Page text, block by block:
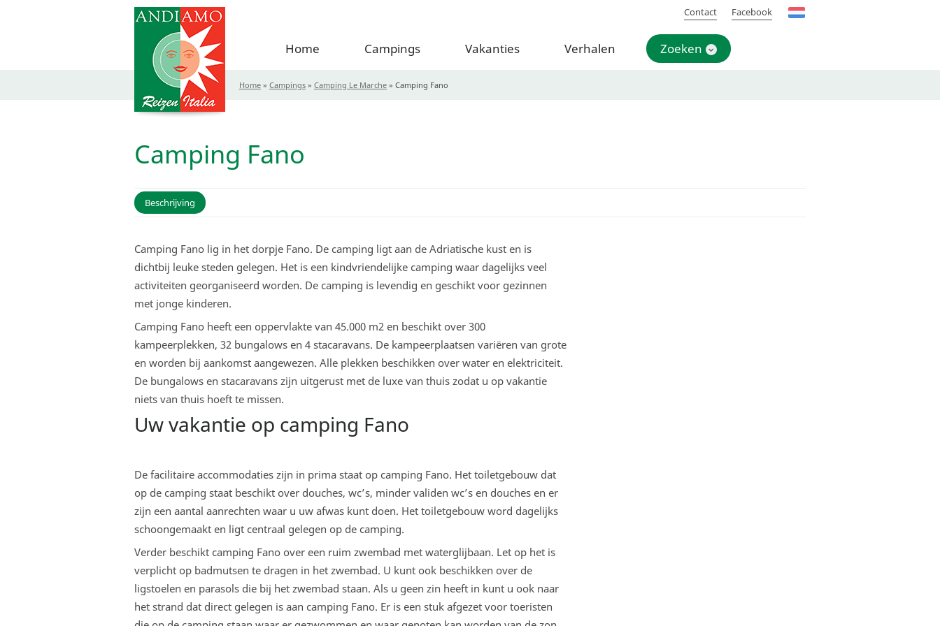
Home Campings Vakanties Verhalen Zoeken
Contact Facebook
Home » Campings » Camping Le Marche » Camping Fano
Camping Fano
Beschrijving
Camping Fano lig in het dorpje Fano. De camping ligt aan de Adriatische kust en is
dichtbij leuke steden gelegen. Het is een kindvriendelijke camping waar dagelijks veel
activiteiten georganiseerd worden. De camping is levendig en geschikt voor gezinnen
met jonge kinderen.
Camping Fano heeft een oppervlakte van 45.000 m2 en beschikt over 300
kampeerplekken, 32 bungalows en 4 stacaravans. De kampeerplaatsen variëren van grote
en worden bij aankomst aangewezen. Alle plekken beschikken over water en elektriciteit.
De bungalows en stacaravans zijn uitgerust met de luxe van thuis zodat u op vakantie
niets van thuis hoeft te missen.
Uw vakantie op camping Fano
De facilitaire accommodaties zijn in prima staat op camping Fano. Het toiletgebouw dat
op de camping staat beschikt over douches, wc’s, minder validen wc’s en douches en er
zijn een aantal aanrechten waar u uw afwas kunt doen. Het toiletgebouw word dagelijks
schoongemaakt en ligt centraal gelegen op de camping.
Verder beschikt camping Fano over een ruim zwembad met waterglijbaan. Let op het is
verplicht op badmutsen te dragen in het zwembad. U kunt ook beschikken over de
ligstoelen en parasols die bij het zwembad staan. Als u geen zin heeft in kunt u ook naar
het strand dat direct gelegen is aan camping Fano. Er is een stuk afgezet voor toeristen